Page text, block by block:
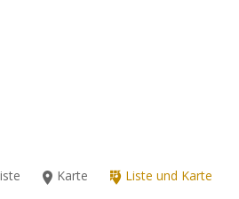
Karte Liste und Karte